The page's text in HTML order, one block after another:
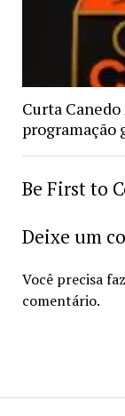
Curta
programação
Be First to
Deixe um
Você precisa
comentário.